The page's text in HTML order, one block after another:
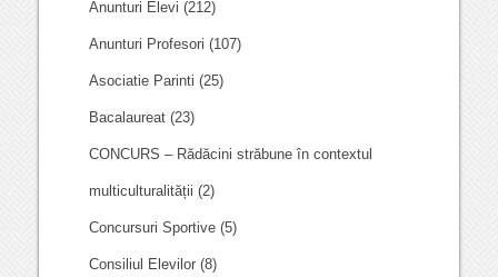
Anunturi Elevi (212)
Anunturi Profesori (107)
Asociatie Parinti (25)
Bacalaureat (23)
CONCURS – Rădăcini străbune în contextul
multiculturalității (2)
Concursuri Sportive (5)
Consiliul Elevilor (8)